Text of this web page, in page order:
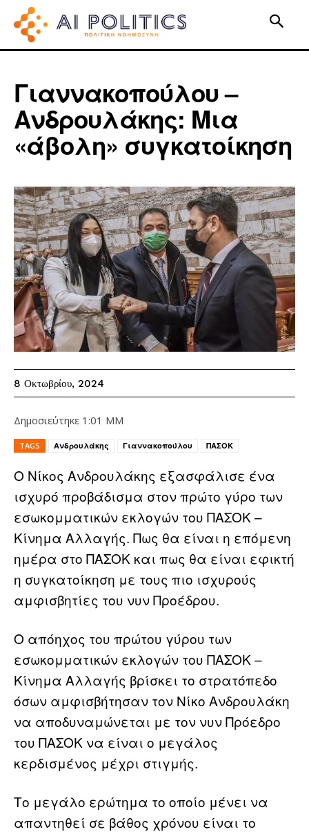
Γιαννακοπούλου –
Ανδρουλάκης: Μια
«άβολη» συγκατοίκηση
8 Οκτωβρίου, 2024
Δημοσιεύτηκε 1:01 ΜΜ
TAGS Ανδρουλάκης Γιαννακοπούλου ΠΑΣΟΚ
Ο Νίκος Ανδρουλάκης εξασφάλισε ένα
ισχυρό προβάδισμα στον πρώτο γύρο των
εσωκομματικών εκλογών του ΠΑΣΟΚ –
Κίνημα Αλλαγής. Πως θα είναι η επόμενη
ημέρα στο ΠΑΣΟΚ και πως θα είναι εφικτή
η συγκατοίκηση με τους πιο ισχυρούς
αμφισβητίες του νυν Προέδρου.
Ο απόηχος του πρώτου γύρου των
εσωκομματικών εκλογών του ΠΑΣΟΚ –
Κίνημα Αλλαγής βρίσκει το στρατόπεδο
όσων αμφισβήτησαν τον Νίκο Ανδρουλάκη
να αποδυναμώνεται με τον νυν Πρόεδρο
του ΠΑΣΟΚ να είναι ο μεγάλος
κερδισμένος μέχρι στιγμής.
Το μεγάλο ερώτημα το οποίο μένει να
απαντηθεί σε βάθος χρόνου είναι το